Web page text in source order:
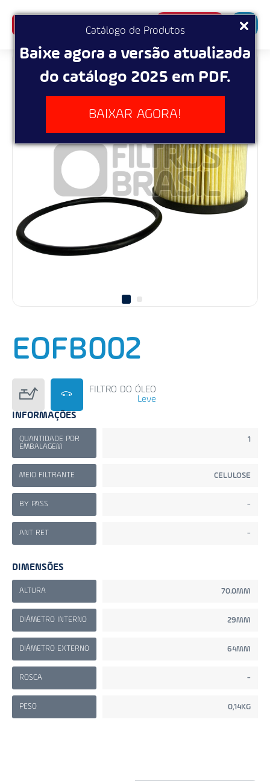
Catálogo de Produtos
Baixe agora a versão atualizada
do catálogo 2025 em PDF.
BAIXAR AGORA!
SUPERBUSCA
EOFB002
FILTRO DO ÓLEO
Leve
INFORMAÇÕES
QUANTIDADE POR
EMBALAGEM
1
MEIO FILTRANTE CELULOSE
BY PASS -
ANT RET -
DIMENSÕES
ALTURA 70.0MM
DIÂMETRO INTERNO 29MM
DIÂMETRO EXTERNO 64MM
ROSCA -
PESO 0,14KG